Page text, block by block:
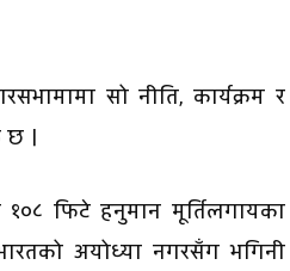
सो नीति, कार्यक्रम र
छ ।
१०८ फिटे हनुमान मूर्तिलगायका
अयोध्या नगरसँग भगिनी